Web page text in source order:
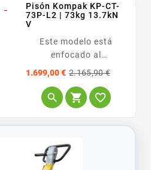
Pisón Kompak KP-CT-
73P-L2 | 73kg 13.7kN
V
Este modelo está
enfocado al
profesional que busca
rendimiento
intermedio-alto con la
1.699,00 € 2.165,90 €
  